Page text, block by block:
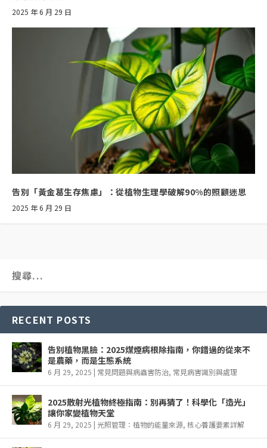
2025 年 6 月 29 日
告別「黃金葛生存焦慮」：從植物生理學破解90%的照顧迷思
2025 年 6 月 29 日
RECENT POSTS
告別植物黑臉：2025煤煙病根除指南，你錯過的從來不
是農藥，而是生態系統
6 月 29, 2025 | 常見問題與病蟲害防治, 常見病害識別與處理
2025散射光植物終極指南：別再猜了！科學化「造光」
讓你家變植物天堂
6 月 29, 2025 | 光照管理：植物的能量來源, 核心養護要素詳解